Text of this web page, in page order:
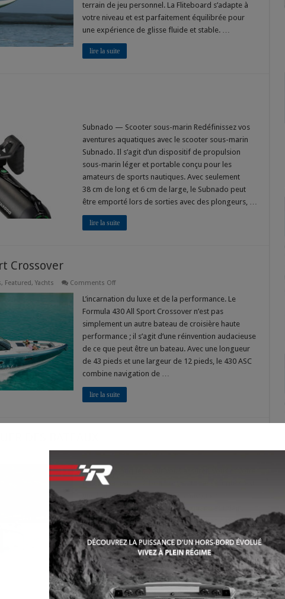
terrain de jeu personnel. La Fliteboard s’adapte à
votre niveau et est parfaitement équilibrée pour
une expérience de glisse fluide et stable. …
lire la suite
Subnado — Scooter sous-marin Redéfinissez vos
aventures aquatiques avec le scooter sous-marin
Subnado. Il s’agit d’un dispositif de propulsion
sous-marin léger et portable conçu pour les
amateurs de sports nautiques. Avec seulement
38 cm de long et 6 cm de large, le Subnado peut
être emporté lors de sorties avec des plongeurs, …
lire la suite
Crossover
, Featured, Yachts Comments Offon
430
Sport
Crossover
L’incarnation du luxe et de la performance. Le
Formula 430 All Sport Crossover n’est pas
simplement un autre bateau de croisière haute
performance ; il s’agit d’une réinvention audacieuse
de ce que peut être un bateau. Avec une longueur
de 43 pieds et une largeur de 12 pieds, le 430 ASC
combine navigation de …
lire la suite
DES BATEAUX
REMORQUER
DES
Conseils pratiques pour vous assurer, vous et votre
bateau, un retour à bon port en toute sécurité C’est
une belle journée d’été et vous naviguez
tranquillement sur votre bateau quand soudain,
votre moteur cale. Après avoir fait signe à un
bateau qui passait, son capitaine accepte de vous
remorquer. Il …
lire la suite